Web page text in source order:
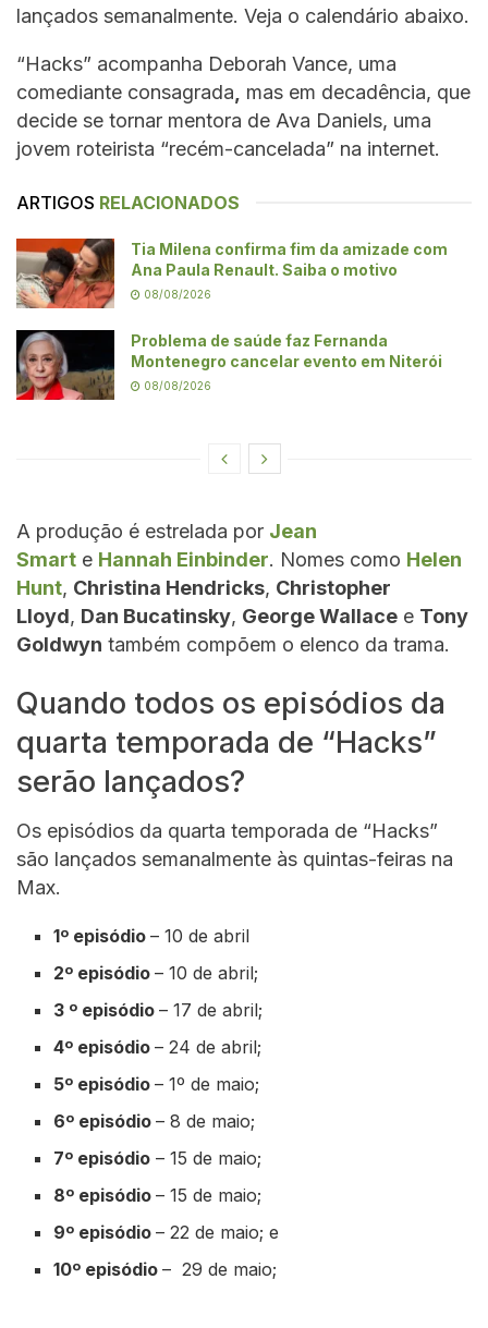
lançados semanalmente. Veja o calendário abaixo.
“Hacks” acompanha Deborah Vance, uma
comediante consagrada
mas em decadência, que
decide se tornar mentora de Ava Daniels, uma
jovem roteirista “recém-cancelada” na internet.
ARTIGOS RELACIONADOS
Tia Milena confirma fim da amizade com
Ana Paula Renault. Saiba o motivo
08/08/2026
Problema de saúde faz Fernanda
Montenegro cancelar evento em Niterói
08/08/2026
A produção é estrelada por Jean
Smart e Hannah Einbinder. Nomes como Helen
Hunt, Christina Hendricks, Christopher
Lloyd, Dan Bucatinsky, George Wallace e Tony
Goldwyn também compõem o elenco da trama.
Quando todos os episódios da
quarta temporada de “Hacks”
serão lançados?
Os episódios da quarta temporada de “Hacks”
são lançados semanalmente às quintas-feiras na
Max.
1º episódio– 10 de abril
2º episódio– 10 de abril;
3 º episódio– 17 de abril;
4º episódio– 24 de abril;
5º episódio– 1º de maio;
6º episódio– 8 de maio;
7º episódio – 15 de maio;
8º episódio– 15 de maio;
9º episódio– 22 de maio; e
10º episódio– 29 de maio;